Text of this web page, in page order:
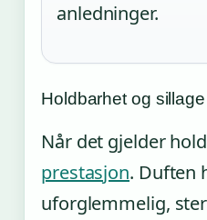
anledninger.
Holdbarhet og sillage
Når det gjelder
prestasjon. Duften
uforglemmelig,